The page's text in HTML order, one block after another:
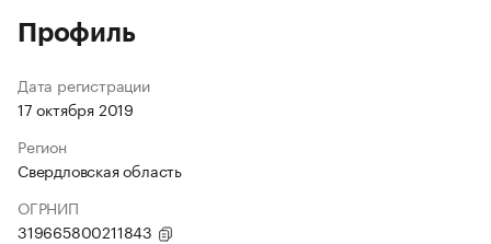
Профиль
Дата регистрации
17 октября 2019
Регион
Свердловская область
ОГРНИП
319665800211843